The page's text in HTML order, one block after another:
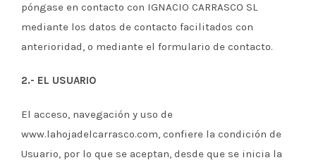
póngase en contacto con IGNACIO CARRASCO SL
mediante los datos de contacto facilitados con
anterioridad, o mediante el formulario de contacto.
2.- EL USUARIO
El acceso, navegación y uso de
www.lahojadelcarrasco.com, confiere la condición de
Usuario, por lo que se aceptan, desde que se inicia la